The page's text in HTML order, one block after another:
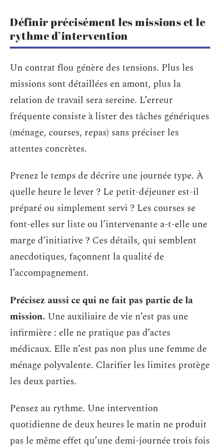
Définir précisément les missions et le
rythme d’intervention
Un contrat flou génère des tensions. Plus les
missions sont détaillées en amont, plus la
relation de travail sera sereine. L’erreur
fréquente consiste à lister des tâches génériques
(ménage, courses, repas) sans préciser les
attentes concrètes.
Prenez le temps de décrire une journée type. À
quelle heure le lever ? Le petit-déjeuner est-il
préparé ou simplement servi ? Les courses se
font-elles sur liste ou l’intervenante a-t-elle une
marge d’initiative ? Ces détails, qui semblent
anecdotiques, façonnent la qualité de
l’accompagnement.
Précisez aussi ce qui ne fait pas partie de la
mission. Une auxiliaire de vie n’est pas une
infirmière : elle ne pratique pas d’actes
médicaux. Elle n’est pas non plus une femme de
ménage polyvalente. Clarifier les limites protège
les deux parties.
Pensez au rythme. Une intervention
quotidienne de deux heures le matin ne produit
pas le même effet qu’une demi-journée trois fois